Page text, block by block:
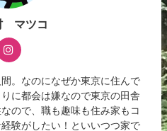
マツコ
。なのになぜか東京に住んで
に都会は嫌なので東京の田舎
ので、職も趣味も住み家もコ
験がしたい！といいつつ家で